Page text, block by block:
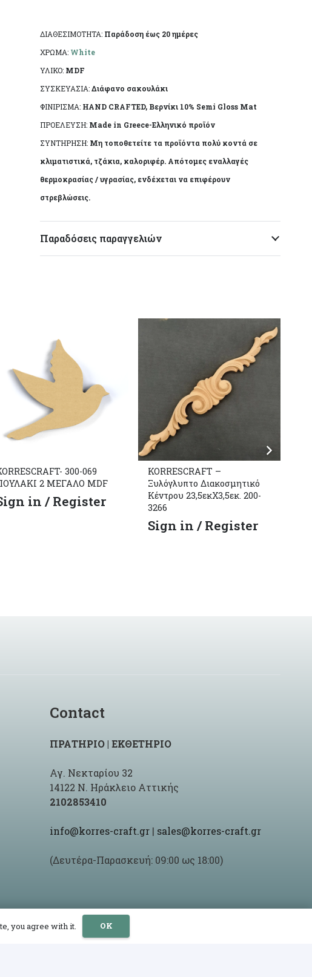
Υλικό: Mdf
Τεχνική: Τεχνητή παλαίωση
Διαστάσεις: 12.5χ13χ2εκ
Το αντικείμενο ενδέχεται να φέρει ελάχιστες
αποκλίσεις ανά προϊόν λόγω της χειροποίητης
κατασκευής του. Made in Greece, by Korres Craft
ΔΙΑΘΕΣΙΜΟΤΗΤΑ: Παράδοση έως 20 ημέρες
ΧΡΩΜΑ: White
ΥΛΙΚΟ: MDF
ΣΥΣΚΕΥΑΣΙΑ:Διάφανο σακουλάκι
ΦΙΝΙΡΙΣΜΑ: HAND CRAFTED, Βερνίκι 10% Semi Gloss Mat
ΠΡΟΕΛΕΥΣΗ: Made in Greece-Ελληνικό προϊόν
ΣΥΝΤΗΡΗΣΗ: Μη τοποθετείτε τα προϊόντα πολύ κοντά σε
κλιματιστικά, τζάκια, καλοριφέρ. Απότομες εναλλαγές
θερμοκρασίας / υγρασίας, ενδέχεται να επιφέρουν
στρεβλώσεις.
Παραδόσεις παραγγελιών
300-069
2 ΜΕΓΑΛΟ MDF
in / Register
KORRESCRAFT –
Ξυλόγλυπτο Διακοσμητικό
Κέντρου 23,5εκΧ3,5εκ. 200-
3266
Sign in / Register
Contact
ΠΡΑΤΗΡΙΟ | ΕΚΘΕΤΗΡΙΟ
Αγ. Νεκταρίου 32
14122 Ν. Ηράκλειο Αττικής
2102853410
info@korres-craft.gr| sales@korres-craft.gr
(Δευτέρα-Παρασκευή: 09:00 ως 18:00)
you agree with it. OK